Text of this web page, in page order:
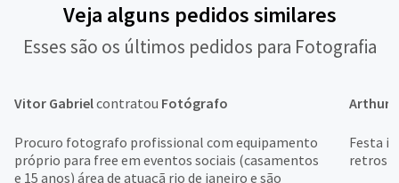
Veja alguns pedidos similares
Esses são os últimos pedidos para Fotografia
Vitor Gabrielcontratou Fotógrafo
Procuro fotografo profissional com equipamento
próprio para free em eventos sociais (casamentos
e 15 anos) área de atuaçã rio de janeiro e são
Arthur
Festa